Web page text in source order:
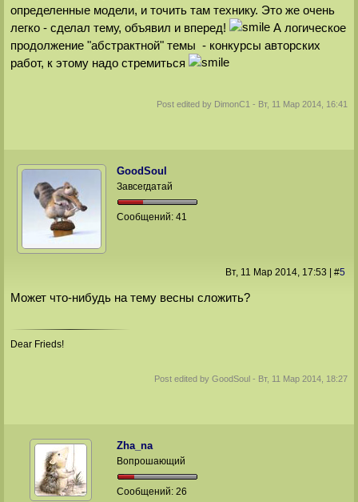
определенные модели, и точить там технику. Это же очень
легко - сделал тему, объявил и вперед!
А логическое
продолжение "абстрактной" темы - конкурсы авторских
работ, к этому надо стремиться
Post edited by DimonС1 - Вт, 11 Мар 2014, 16:41
GoodSoul
Завсегдатай
Сообщений:41
Вт, 11 Мар 2014, 17:53 #5
Может что-нибудь на тему весны сложить?
Dear Frieds!
Post edited byGoodSoul - Вт, 11 Мар 2014, 18:27
Zha_na
Вопрошающий
Сообщений:26